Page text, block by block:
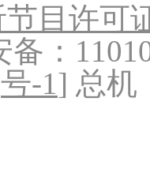
目许可
：
号-1] 总机